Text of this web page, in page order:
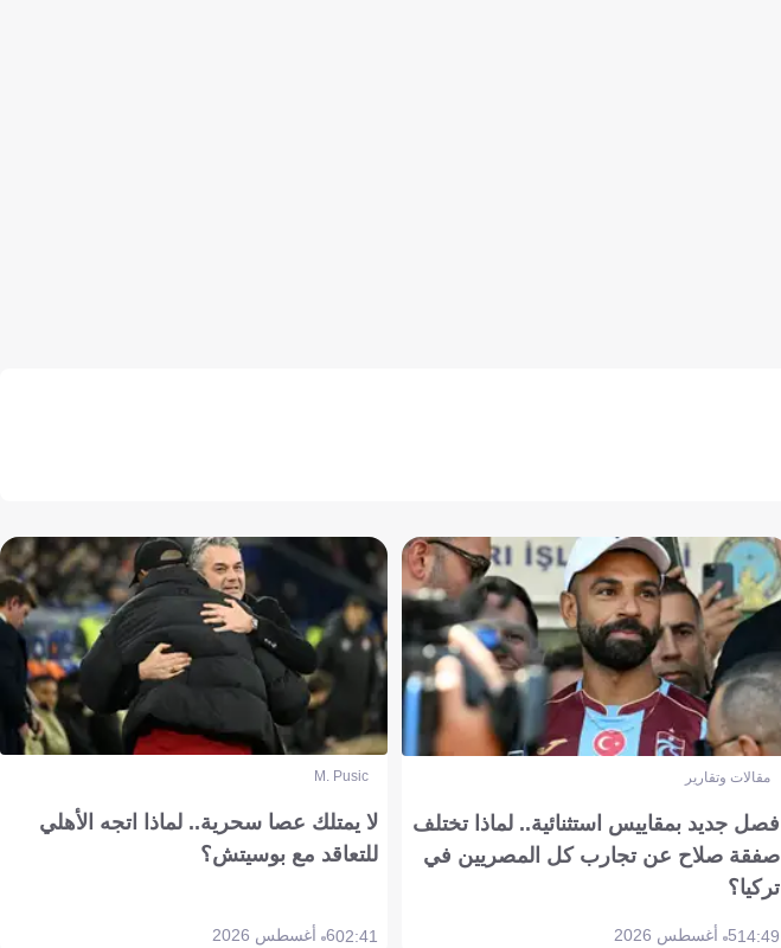
مقالات وتقارير
فصل جديد بمقاييس استثنائية.. لماذا تختلف
صفقة صلاح عن تجارب كل المصريين في
تركيا؟
14:495 أغسطس 2026
M. Pusic
لا يمتلك عصا سحرية.. لماذا اتجه الأهلي
للتعاقد مع بوسيتش؟
02:416 أغسطس 2026